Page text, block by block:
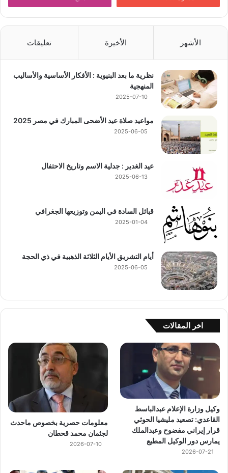
الأشهر الأخيرة تعليقات
نظرية ما بعد البنيوية : الأفكار الأساسية والأساليب
المنهجية
2025-07-10
مواعيد صلاة عيد الأضحى المبارك في مصر 2025
2025-06-05
عيد الغدير : جدلية الاسم وتاريخ الاحتفال
2025-06-13
قبائل السادة في اليمن وتوزيعها الجغرافي
2025-01-04
أيام التشريق الأيام الثلاثة الذهبية في ذي الحجة
2025-06-05
اخر المقالات
وكيل وزارة الإعلام عبدالباسط
القاعدي: تصعيد مليشيا الحوثي
قرار إيراني مفضوح وعبدالملك
يمارس دور الوكيل المطيع
2026-07-21
معلومات حصرية بخصوص ماحدث
لجثمان محمد قحطان
2026-07-10